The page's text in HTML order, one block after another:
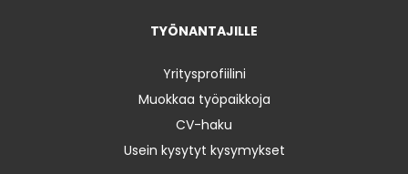
TYÖNANTAJILLE
Yritysprofiilini
Muokkaa työpaikkoja
CV-haku
Usein kysytyt kysymykset